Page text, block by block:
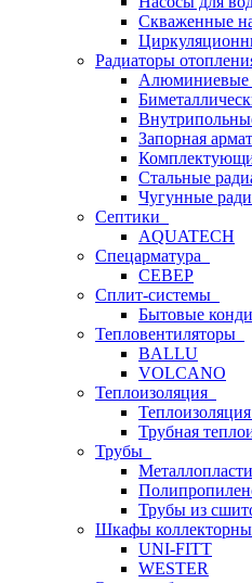
Скваженные
Радиаторы
Алюминиевые
Запорная
Стальные
Чугунные
Септики
AQUATECH
Спецарматура
СЕВЕР
Сплит-системы
Бытовые
Тепловентиляторы
BALLU
VOLCANO
Теплоизоляция
Трубная
Трубы
Трубы из
Шкафы
UNI-FITT
WESTER